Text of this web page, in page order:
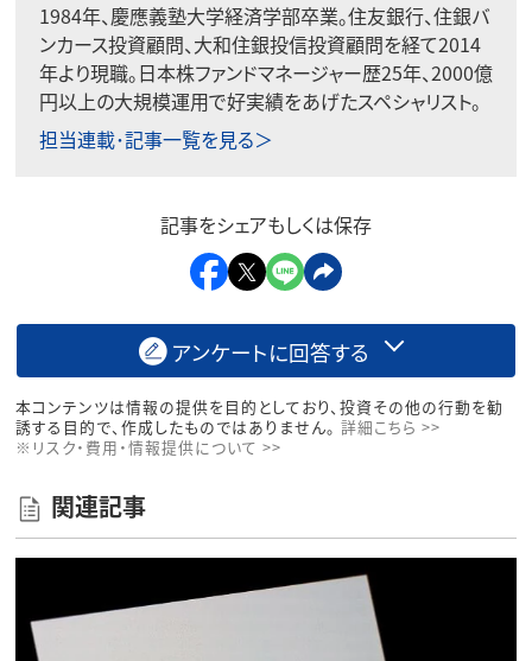
1984年、慶應義塾大学経済学部卒業。住友銀行、住銀バ
ンカース投資顧問、大和住銀投信投資顧問を経て2014
年より現職。日本株ファンドマネージャー歴25年、2000億
円以上の大規模運用で好実績をあげたスペシャリスト。
担当連載･記事一覧を見る＞
記事をシェアもしくは保存
アンケートに回答する
本コンテンツは情報の提供を目的としており、投資その他の行動を勧
誘する目的で、作成したものではありません。 詳細こちら >>
※リスク・費用・情報提供について >>
関連記事